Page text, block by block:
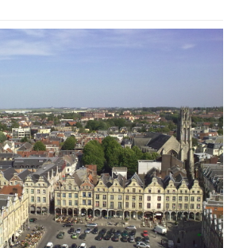
Nos prochains évènements...
territoire et ingénierie
Volontaire (GNPV)
du Territoire (CRT)